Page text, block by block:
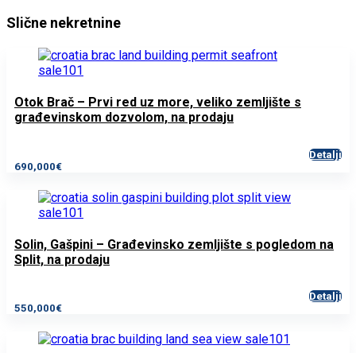
Slične nekretnine
Otok Brač – Prvi red uz more, veliko zemljište s
građevinskom dozvolom, na prodaju
690,000€
Detalji
Solin, Gašpini – Građevinsko zemljište s pogledom na
Split, na prodaju
550,000€
Detalji